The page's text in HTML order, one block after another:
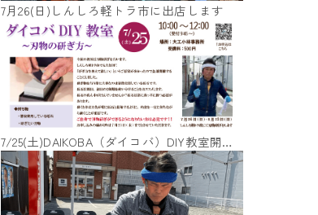
7月26(日)しんしろ軽トラ市に出店します
7/25(土)DAIKOBA（ダイコバ）DIY教室開催します